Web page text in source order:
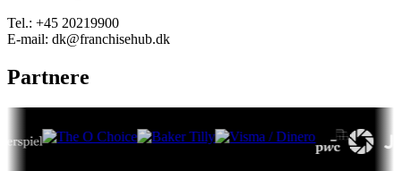
Tel.: +45 20219900
E-mail: dk@franchisehub.dk
Partnere